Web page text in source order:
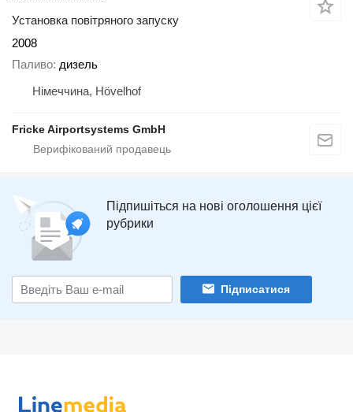
Установка повітряного запуску
2008
Паливо дизель
Німеччина, Hövelhof
Fricke Airportsystems GmbH
Підпишіться на нові оголошення цієї
рубрики
Підписатися